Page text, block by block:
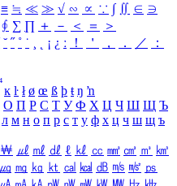
≡ ≒ ≪ ≫ √ ∽ ∝ ∵ ∫ ∬ ∈ ∋
∮ ∑ ∏ ＋ － ＜ ＝
＞
˘ ˝ ˚ ˙ ¸ ¡ ¿ ː ！ ＇ ， ． ／
：
₄
ĸ ŀ ł ø œ ß þ ŧ ŋ ŉ
О П Р С Т У Ф Х Ц Ч Ш Щ Ъ
л м н о п р с т у ф х ц ч ш щ ъ
￦ ㎕ ㎖ ㎗ ℓ ㎘ ㏄ ㎣ ㎤ ㎥ ㎦
㎍ ㎎ ㎏ ㏏ ㎈ ㎉ ㏈ ㎧ ㎨ ㎰